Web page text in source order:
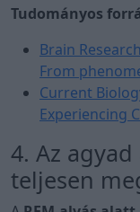
Tudományos
Brain
From
Current
Experiencing
4. Az
teljesen